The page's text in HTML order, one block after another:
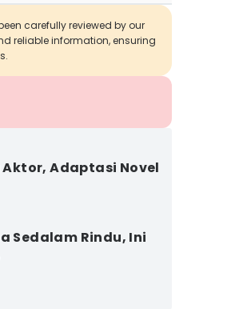
carefully reviewed by our
reliable information, ensuring
Aktor, Adaptasi Novel
Sedalam Rindu, Ini